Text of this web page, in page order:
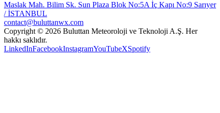
Maslak Mah. Bilim Sk. Sun Plaza Blok No:5A İç Kapı No:9 Sarıyer
/ İSTANBUL
contact@buluttanwx.com
Copyright © 2026 Buluttan Meteoroloji ve Teknoloji A.Ş. Her
hakkı saklıdır.
LinkedInFacebookInstagramYouTubeXSpotify